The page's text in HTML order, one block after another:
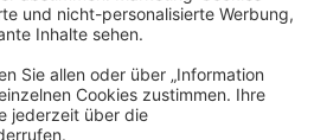
MAGAZIN
| Datenschutz